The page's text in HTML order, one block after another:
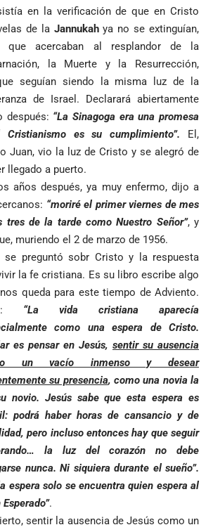
en la verificación de que en Cristo
de la Jannukahya no se extinguían,
que acercaban al resplandor de la
la Muerte y la Resurrección,
seguían siendo la misma luz de la
de Israel. Declarará abiertamente
después: “La Sinagoga era una promesa
es su cumplimiento”.
El,
Juan, vio la luz de Cristo y se alegró de
llegado a puerto.
años después, ya muy enfermo, dijo a
“moriré el primer viernes de mes
tres de la tarde como Nuestro Señor”, y
muriendo el 2 de marzo de 1956.
se preguntó sobr Cristo y la respuesta
la fe cristiana. Es su libro escribe algo
queda para este tiempo de Adviento.
“La vida cristiana aparecía
como una espera de Cristo.
es pensar en Jesús, sentir su ausencia
un vacío inmenso y desear
su presencia, como una novia la
novio. Jesús sabe que esta espera es
podrá haber horas de cansancio y de
pero incluso entonces hay que seguir
la luz del corazón no debe
nunca. Ni siquiera durante el sueño”.
espera solo se encuentra quien espera al
Esperado”.
sentir la ausencia de Jesús como un
Federico
Gutiérrez
documentos
al FBI, DEA y
Congreso
presuntos
beneficios a
criminales
1
la
segunda
vuelta
Uribe
arremete
contra Petro y
lo
responsabiliza
por la crisis de
la salud en
Colombia
Alemania no
tuvo piedad:
goleó 7-1 a un
valiente
Curazao en su
debut
mundialista
Diócesis de
Sonsón-Rionegro
rechaza fotos
tomadas en
templo de Guarne y
ordena acto de
desagravio